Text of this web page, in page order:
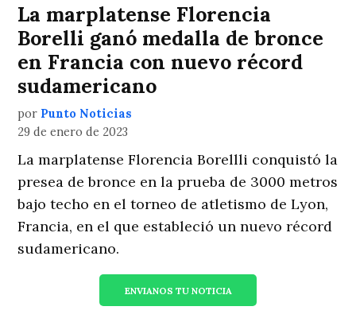
La marplatense Florencia
Borelli ganó medalla de bronce
en Francia con nuevo récord
sudamericano
por Punto Noticias
29 de enero de 2023
La marplatense Florencia Borellli conquistó la
presea de bronce en la prueba de 3000 metros
bajo techo en el torneo de atletismo de Lyon,
Francia, en el que estableció un nuevo récord
sudamericano.
ENVIANOS TU NOTICIA